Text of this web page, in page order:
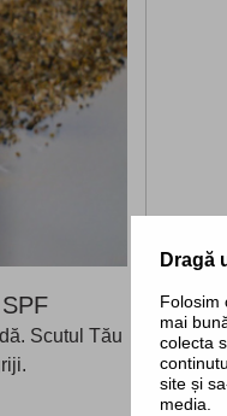
Scutul Tău
Dragă
Folosim
mai
colecta
site și
media.